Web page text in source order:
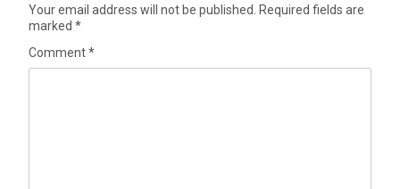
Your email address will not be published.
Required fields are
marked*
Comment*